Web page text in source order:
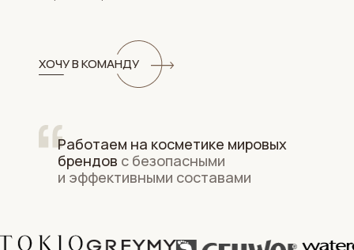
ХОЧУ В КОМАНДУ
Работаем на косметике мировых
брендов с безопасными
и эффективными составами